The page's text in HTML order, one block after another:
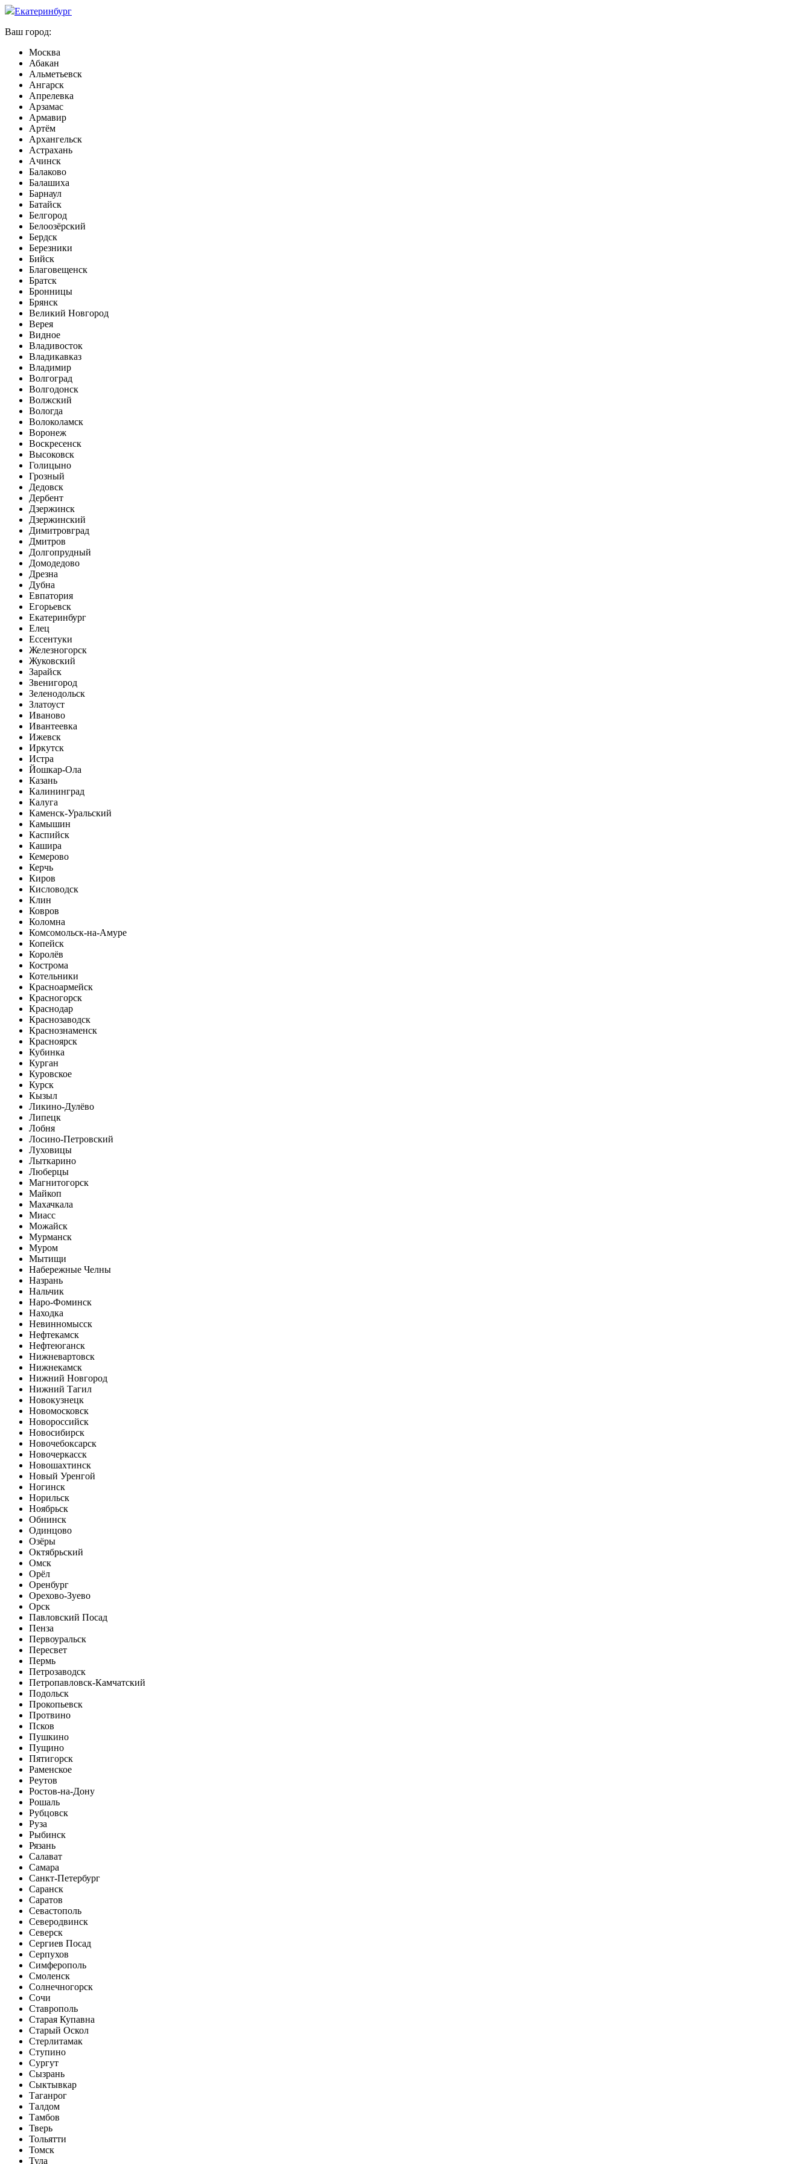
Екатеринбург
Ваш город:
Москва
Абакан
Альметьевск
Ангарск
Апрелевка
Арзамас
Армавир
Артём
Архангельск
Астрахань
Ачинск
Балаково
Балашиха
Барнаул
Батайск
Белгород
Белоозёрский
Бердск
Березники
Бийск
Благовещенск
Братск
Бронницы
Брянск
Великий Новгород
Верея
Видное
Владивосток
Владикавказ
Владимир
Волгоград
Волгодонск
Волжский
Вологда
Волоколамск
Воронеж
Воскресенск
Высоковск
Голицыно
Грозный
Дедовск
Дербент
Дзержинск
Дзержинский
Димитровград
Дмитров
Долгопрудный
Домодедово
Дрезна
Дубна
Евпатория
Егорьевск
Екатеринбург
Елец
Ессентуки
Железногорск
Жуковский
Зарайск
Звенигород
Зеленодольск
Златоуст
Иваново
Ивантеевка
Ижевск
Иркутск
Истра
Йошкар-Ола
Казань
Калининград
Калуга
Каменск-Уральский
Камышин
Каспийск
Кашира
Кемерово
Керчь
Киров
Кисловодск
Клин
Ковров
Коломна
Комсомольск-на-Амуре
Копейск
Королёв
Кострома
Котельники
Красноармейск
Красногорск
Краснодар
Краснозаводск
Краснознаменск
Красноярск
Кубинка
Курган
Куровское
Курск
Кызыл
Ликино-Дулёво
Липецк
Лобня
Лосино-Петровский
Луховицы
Лыткарино
Люберцы
Магнитогорск
Майкоп
Махачкала
Миасс
Можайск
Мурманск
Муром
Мытищи
Набережные Челны
Назрань
Нальчик
Наро-Фоминск
Находка
Невинномысск
Нефтекамск
Нефтеюганск
Нижневартовск
Нижнекамск
Нижний Новгород
Нижний Тагил
Новокузнецк
Новомосковск
Новороссийск
Новосибирск
Новочебоксарск
Новочеркасск
Новошахтинск
Новый Уренгой
Ногинск
Норильск
Ноябрьск
Обнинск
Одинцово
Озёры
Октябрьский
Омск
Орёл
Оренбург
Орехово-Зуево
Орск
Павловский Посад
Пенза
Первоуральск
Пересвет
Пермь
Петрозаводск
Петропавловск-Камчатский
Подольск
Прокопьевск
Протвино
Псков
Пушкино
Пущино
Пятигорск
Раменское
Реутов
Ростов-на-Дону
Рошаль
Рубцовск
Руза
Рыбинск
Рязань
Салават
Самара
Санкт-Петербург
Саранск
Саратов
Севастополь
Северодвинск
Северск
Сергиев Посад
Серпухов
Симферополь
Смоленск
Солнечногорск
Сочи
Ставрополь
Старая Купавна
Старый Оскол
Стерлитамак
Ступино
Сургут
Сызрань
Сыктывкар
Таганрог
Талдом
Тамбов
Тверь
Тольятти
Томск
Тула